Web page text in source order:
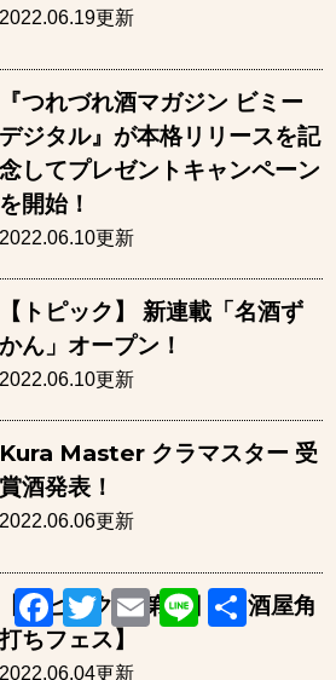
2022.06.19更新
『つれづれ酒マガジン ビミー
デジタル』が本格リリースを記
念してプレゼントキャンペーン
を開始！
2022.06.10更新
【トピック】 新連載「名酒ず
かん」オープン！
2022.06.10更新
Kura Master クラマスター 受
賞酒発表！
2022.06.06更新
【トピック】 第5回 【酒屋角
ちフェス】
2022.06.04更新
Facebook
TwitterEmailLine 共
有